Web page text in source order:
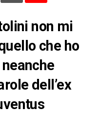
non mi
che ho
dell’ex